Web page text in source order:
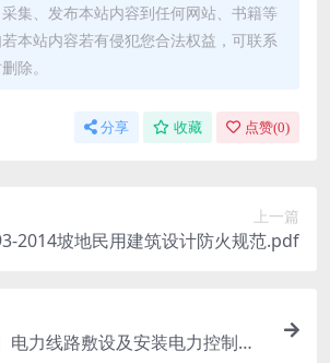
集、发布本站内容到任何网站、书籍等
本站内容若有侵犯您合法权益，可联系
除。
分享 收藏 点赞(0)
上一篇
2014坡地民用建筑设计防火规范.pdf
电力线路敷设及安装电力控制及